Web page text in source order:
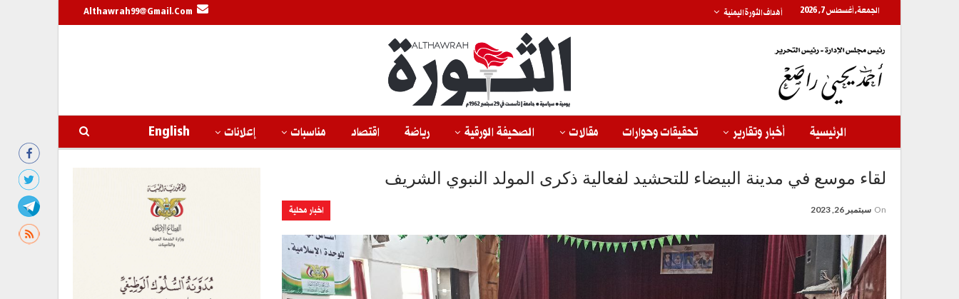
الجمعة, أغسطس 7, 2026 أهداف الثورة اليمنية Althawrah99@gmail.com
الرئيسية أخبار وتقارير تحقيقات وحوارات مقالات الصحيفة الورقية رياضة اقتصاد مناسبات إعلانات English
لقاء موسع في مدينة البيضاء للتحشيد لفعالية ذكرى المولد النبوي الشريف
اخبار محلية On سبتمبر 26, 2023